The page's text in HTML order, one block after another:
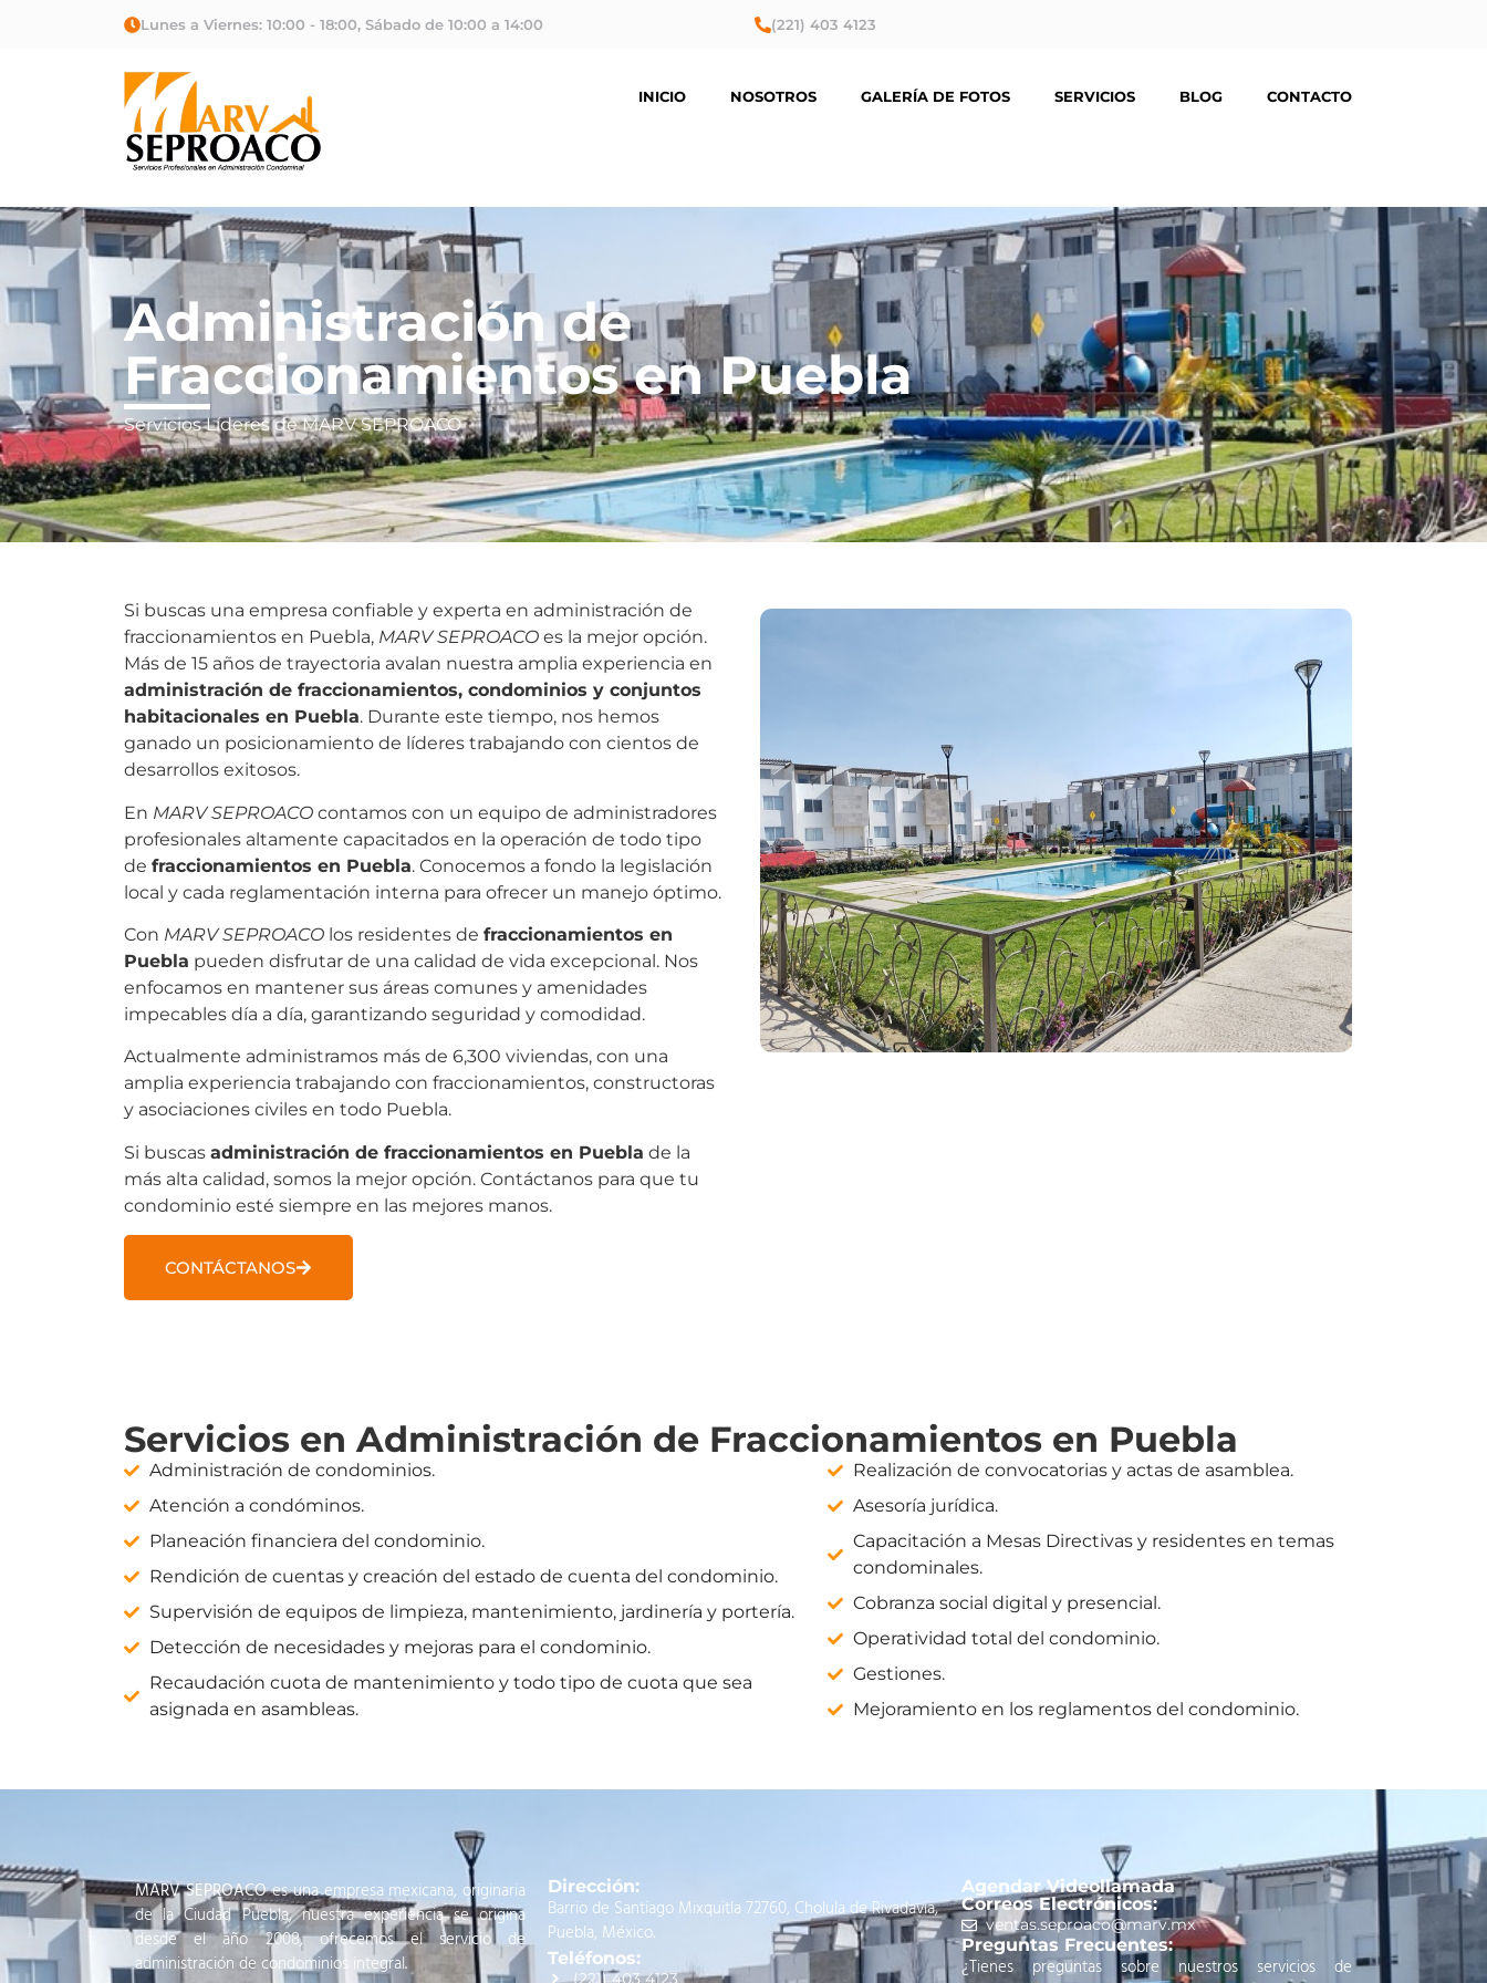
Lunes a Viernes: 10:00 - 18:00, Sábado de 10:00 a 14:00 (221) 403 4123
INICIO NOSOTROS GALERÍA DE FOTOS SERVICIOS BLOG CONTACTO
Administración de
Fraccionamientos en Puebla
Servicios Líderes de MARV SEPROACO
Si buscas una empresa confiable y experta en administración de
fraccionamientos en Puebla, MARV SEPROACO es la mejor opción.
Más de 15 años de trayectoria avalan nuestra amplia experiencia en
administración de fraccionamientos, condominios y conjuntos
habitacionales en Puebla. Durante este tiempo, nos hemos
ganado un posicionamiento de líderes trabajando con cientos de
desarrollos exitosos.
En MARV SEPROACO contamos con un equipo de administradores
profesionales altamente capacitados en la operación de todo tipo
de fraccionamientos en Puebla. Conocemos a fondo la legislación
local y cada reglamentación interna para ofrecer un manejo óptimo.
Con MARV SEPROACO los residentes de fraccionamientos en
Puebla pueden disfrutar de una calidad de vida excepcional. Nos
enfocamos en mantener sus áreas comunes y amenidades
impecables día a día, garantizando seguridad y comodidad.
Actualmente administramos más de 6,300 viviendas, con una
amplia experiencia trabajando con fraccionamientos, constructoras
y asociaciones civiles en todo Puebla.
Si buscas administración de fraccionamientos en Puebla de la
más alta calidad, somos la mejor opción. Contáctanos para que tu
condominio esté siempre en las mejores manos.
CONTÁCTANOS
Servicios en Administración de Fraccionamientos en Puebla
Administración de condominios.
Atención a condóminos.
Planeación financiera del condominio.
Rendición de cuentas y creación del estado de cuenta del condominio.
Supervisión de equipos de limpieza, mantenimiento, jardinería y portería.
Detección de necesidades y mejoras para el condominio.
Recaudación cuota de mantenimiento y todo tipo de cuota que sea
asignada en asambleas.
Realización de convocatorias y actas de asamblea.
Asesoría jurídica.
Capacitación a Mesas Directivas y residentes en temas
condominales.
Cobranza social digital y presencial.
Operatividad total del condominio.
Gestiones.
Mejoramiento en los reglamentos del condominio.
MARV SEPROACOes una empresa mexicana, originaria
de la Ciudad Puebla, nuestra experiencia se origina
desde el año 2008, ofrecemos el servicio de
administración de condominios integral.
Dirección:
Barrio de Santiago Mixquitla 72760, Cholula de Rivadavia,
Puebla, México.
Teléfonos:
(221) 403 4123
Agendar Videollamada
Correos Electrónicos:
ventas.seproaco@marv.mx
Preguntas Frecuentes:
¿Tienes preguntas sobre nuestros servicios de